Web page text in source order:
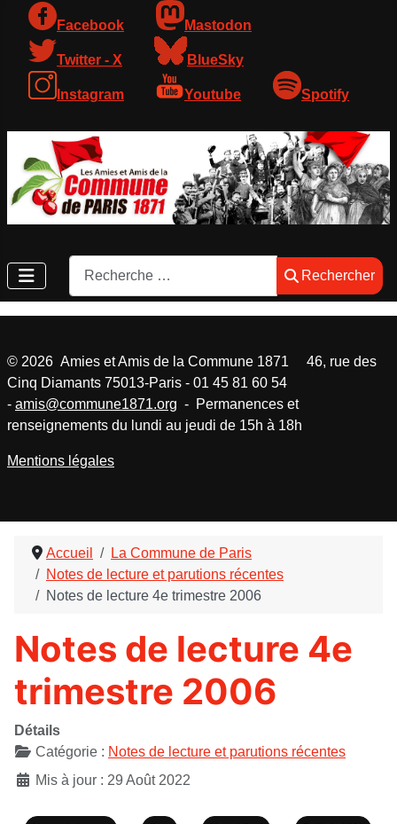
Facebook Mastodon
Twitter - X BlueSky
Instagram Youtube Spotify
Rechercher
Rechercher
Accueil
La Commune de Paris
Notes de lecture et parutions récentes
Notes de lecture 4e trimestre 2006
Notes de lecture 4e
trimestre 2006
Détails
Catégorie : Notes de lecture et parutions récentes
Mis à jour : 29 Août 2022
© 2026 Amies et Amis de la Commune 1871 46, rue des
Cinq Diamants 75013-Paris - 01 45 81 60 54
- amis@commune1871.org - Permanences et
renseignements du lundi au jeudi de 15h à 18h
Mentions légales